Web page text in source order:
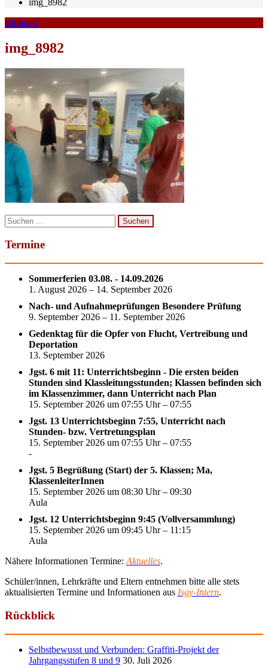
img_8982
adminva
img_8982
Suchen
nach:
Termine
Sommerferien 03.08. - 14.09.2026
1. August 2026 – 14. September 2026
Nach- und Aufnahmeprüfungen Besondere Prüfung
9. September 2026 – 11. September 2026
Gedenktag für die Opfer von Flucht, Vertreibung und
Deportation
13. September 2026
Jgst. 6 mit 11: Unterrichtsbeginn - Die ersten beiden
Stunden sind Klassleitungsstunden; Klassen befinden sich
im Klassenzimmer, dann Unterricht nach Plan
15. September 2026 um 07:55 Uhr – 07:55
Jgst. 13 Unterrichtsbeginn 7:55, Unterricht nach
Stunden- bzw. Vertretungsplan
15. September 2026 um 07:55 Uhr – 07:55
-
Jgst. 5 Begrüßung (Start) der 5. Klassen; Ma,
KlassenleiterInnen
15. September 2026 um 08:30 Uhr – 09:30
Aula
Jgst. 12 Unterrichtsbeginn 9:45 (Vollversammlung)
15. September 2026 um 09:45 Uhr – 11:15
Aula
Nähere Informationen Termine: Aktuelles.
Schüler/innen, Lehrkräfte und Eltern entnehmen bitte alle stets
aktualisierten Termine und Informationen aus Isgy-Intern.
Rückblick
Selbstbewusst und Verbunden: Graffiti-Projekt der
Jahrgangsstufen 8 und 9 30. Juli 2026